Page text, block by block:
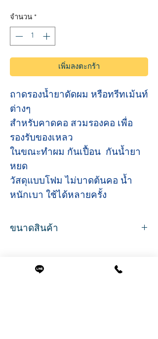
จำนวน *
เพิ่มลงตะกร้า
ถาดรองน้ำยาดัดผม หรือทรีทเม้นท์
ต่างๆ
สำหรับคาดคอ สวมรองคอ เพื่อ
รองรับของเหลว
ในขณะทำผม กันเปื้อน กันน้ำยา
หยด
วัสดุแบบโฟม ไม่บาดต้นคอ น้ำ
หนักเบา ใช้ได้หลายครั้ง
ขนาดสินค้า
ยาว 28 ซม.